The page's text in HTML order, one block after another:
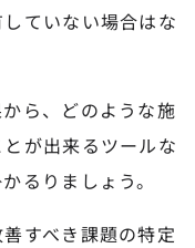
ていない場合はな
ら、どのような施
が出来るツールな
るりましょう。
すべき課題の特定